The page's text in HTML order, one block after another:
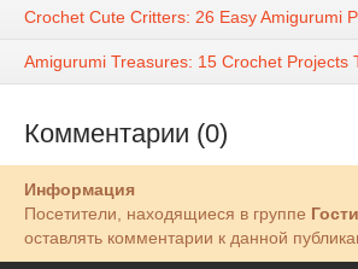
Crochet Cute Critters: 26 Easy Amigurumi
Amigurumi Treasures: 15 Crochet Projects
Комментарии (0)
Информация
Посетители, находящиеся в группе Гости
оставлять комментарии к данной